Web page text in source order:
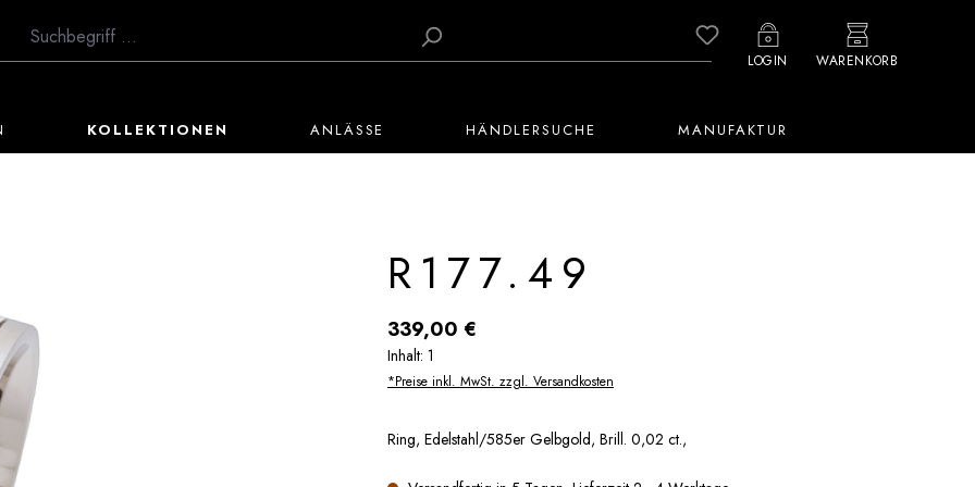
Du hast 0 Produkte auf dem
LOGIN WARENKORB
KOLLEKTIONEN ANLÄSSE HÄNDLERSUCHE MANUFAKTUR
R177.49
Regulärer Preis:
339,00 €
Inhalt: 1
*Preise inkl. MwSt. zzgl. Versandkosten
Ring, Edelstahl/585er Gelbgold, Brill. 0,02 ct.,